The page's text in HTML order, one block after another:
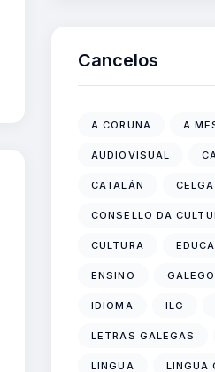
Cancelos
A CORUÑA A
AUDIOVISUAL
CATALÁN CELGA
CONSELLO DA
CULTURA
ENSINO GALEGO
IDIOMA ILG
LETRAS GALEGAS
LINGUA LINGUA